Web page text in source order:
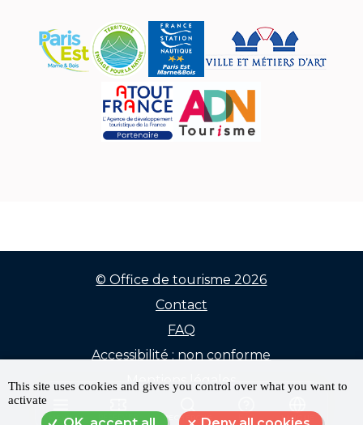
© Office de tourisme 2026
Pied
de
page
Contact
FAQ
Accessibilité : non conforme
Mentions légales
MENU RÉSERVER RECHERCHE FAQ LANGUE
This site uses cookies and gives you control over what you want to
activate